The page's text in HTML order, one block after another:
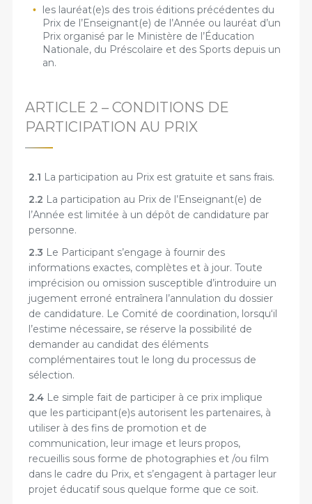
les lauréat(e)s des trois éditions précédentes du
Prix de l’Enseignant(e) de l’Année ou lauréat d’un
Prix organisé par le Ministère de l’Éducation
Nationale, du Préscolaire et des Sports depuis un
an.
ARTICLE 2 – CONDITIONS DE
PARTICIPATION AU PRIX
2.1 La participation au Prix est gratuite et sans frais.
2.2 La participation au Prix de l’Enseignant(e) de
l’Année est limitée à un dépôt de candidature par
personne.
2.3 Le Participant s’engage à fournir des
informations exactes, complètes et à jour. Toute
imprécision ou omission susceptible d’introduire un
jugement erroné entraînera l’annulation du dossier
de candidature. Le Comité de coordination, lorsqu‘il
l’estime nécessaire, se réserve la possibilité de
demander au candidat des éléments
complémentaires tout le long du processus de
sélection.
2.4 Le simple fait de participer à ce prix implique
que les participant(e)s autorisent les partenaires, à
utiliser à des fins de promotion et de
communication, leur image et leurs propos,
recueillis sous forme de photographies et /ou film
dans le cadre du Prix, et s’engagent à partager leur
projet éducatif sous quelque forme que ce soit.